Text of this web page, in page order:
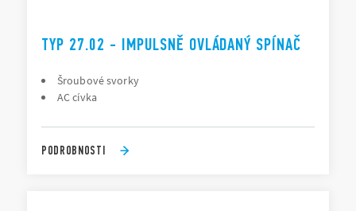
TYP 27.02 - IMPULSNĚ OVLÁDANÝ SPÍNAČ
Šroubové svorky
AC cívka
PODROBNOSTI